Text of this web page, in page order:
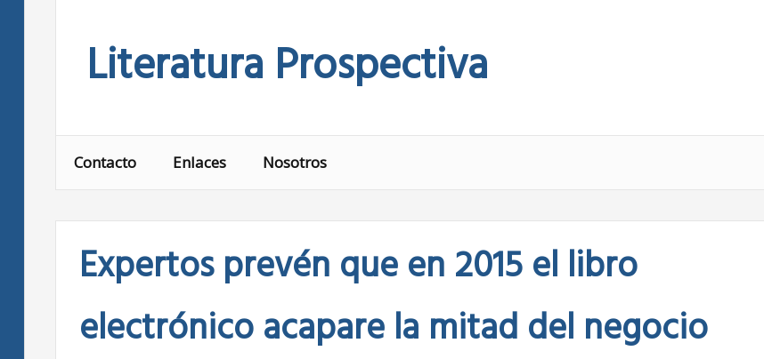
Literatura Prospectiva
Contacto Enlaces Nosotros
Expertos prevén que en 2015 el libro
electrónico acapare la mitad del negocio